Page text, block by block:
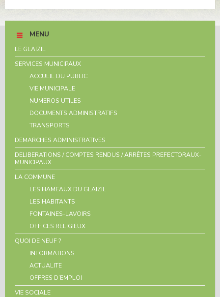
MENU
LE GLAIZIL
SERVICES MUNICIPAUX
ACCUEIL DU PUBLIC
VIE MUNICIPALE
NUMEROS UTILES
DOCUMENTS ADMINISTRATIFS
TRANSPORTS
DEMARCHES ADMINISTRATIVES
DELIBERATIONS / COMPTES RENDUS / ARRÊTES PREFECTORAUX-
MUNICIPAUX
LA COMMUNE
LES HAMEAUX DU GLAIZIL
LES HABITANTS
FONTAINES-LAVOIRS
OFFICES RELIGIEUX
QUOI DE NEUF ?
INFORMATIONS
ACTUALITE
OFFRES D’EMPLOI
VIE SOCIALE